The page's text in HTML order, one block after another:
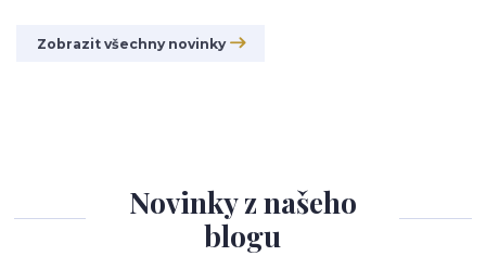
Zobrazit všechny novinky
Novinky z našeho
blogu